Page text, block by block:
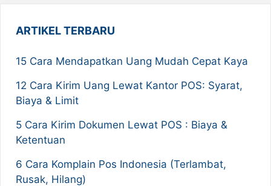
ARTIKEL TERBARU
15 Cara Mendapatkan Uang Mudah Cepat Kaya
12 Cara Kirim Uang Lewat Kantor POS: Syarat,
Biaya & Limit
5 Cara Kirim Dokumen Lewat POS : Biaya &
Ketentuan
6 Cara Komplain Pos Indonesia (Terlambat,
Rusak, Hilang)